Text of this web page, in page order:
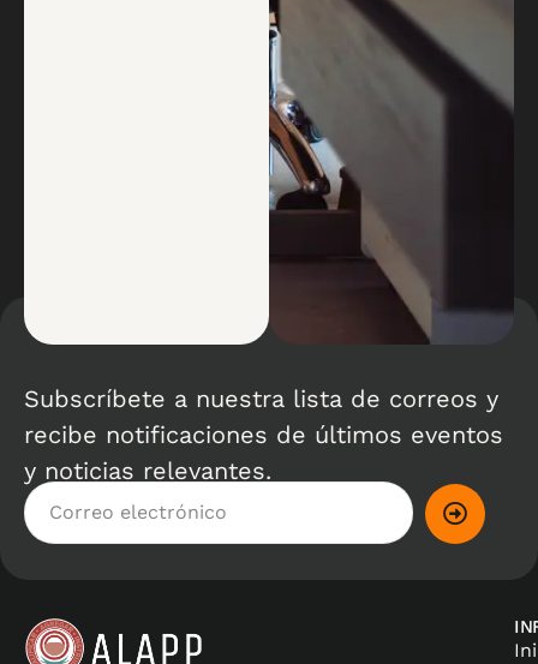
Subscríbete a nuestra lista de correos y
recibe notificaciones de últimos eventos
y noticias relevantes.